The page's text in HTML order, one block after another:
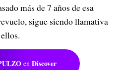
más de 7 años de esa
sigue siendo llamativa
en Discover